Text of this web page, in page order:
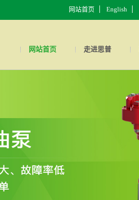
网站首页 English
网站首页 走进思普